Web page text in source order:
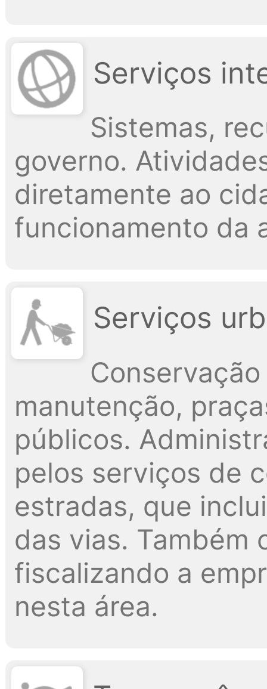
Serviços
Sistemas,
governo.
diretamente ao
funcionamento da
Serviços
manutenção,
públicos.
pelos serviços de
estradas, que
das vias. Também
fiscalizando a
nesta área.